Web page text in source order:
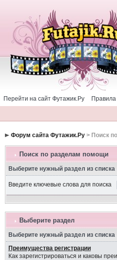
Перейти на сайт Футажик.Ру
Форум сайта Футажик.Ру> Поиск
Поиск по разделам помощи
Выберите нужный раздел из списка
Введите ключевые слова для поиска
Выберите раздел
Выберите нужный раздел из списка
Преимущества регистрации
Как зарегистрироваться и каковы